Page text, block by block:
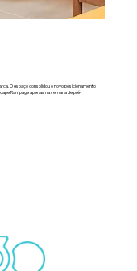
O espaço consolidou o novo posicionamento
Rampage apenas na semana de pré-